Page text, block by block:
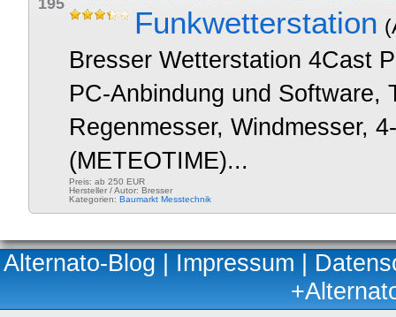
195
Funkwetterstation
Bresser Wetterstation 4Cast
PC-Anbindung und Software,
Regenmesser, Windmesser,
(METEOTIME)...
Preis: ab 250 EUR
Hersteller / Autor: Bresser
Kategorien: Baumarkt Messtechnik
Alternato-Blog | Impressum |